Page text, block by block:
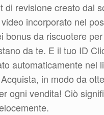
di revisione creato dal
incorporato nel
bonus da riscuotere
da te. E il tuo ID
automaticamente nel
in modo da
ogni vendita! Ciò